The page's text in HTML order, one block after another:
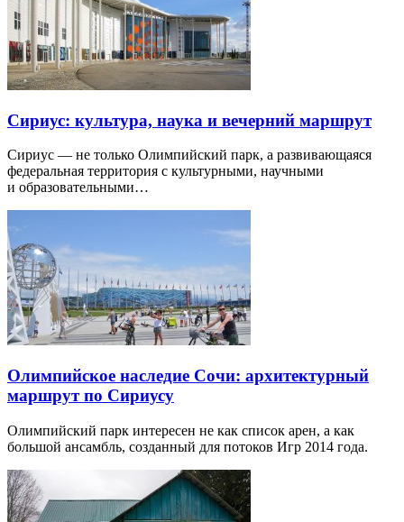
Сириус: культура, наука и вечерний маршрут
Сириус — не только Олимпийский парк, а развивающаяся
федеральная территория с культурными, научными
и образовательными…
Олимпийское наследие Сочи: архитектурный
маршрут по Сириусу
Олимпийский парк интересен не как список арен, а как
большой ансамбль, созданный для потоков Игр 2014 года.